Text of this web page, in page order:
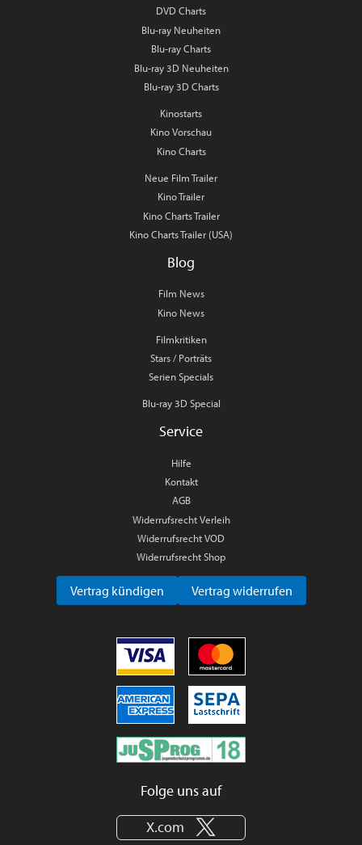
DVD Charts
Blu-ray Neuheiten
Blu-ray Charts
Blu-ray 3D Neuheiten
Blu-ray 3D Charts
Kinostarts
Kino Vorschau
Kino Charts
Neue Film Trailer
Kino Trailer
Kino Charts Trailer
Kino Charts Trailer (USA)
Blog
Film News
Kino News
Filmkritiken
Stars / Porträts
Serien Specials
Blu-ray 3D Special
Service
Hilfe
Kontakt
AGB
Widerrufsrecht Verleih
Widerrufsrecht VOD
Widerrufsrecht Shop
Vertrag kündigen Vertrag widerrufen
Folge uns auf
X.com